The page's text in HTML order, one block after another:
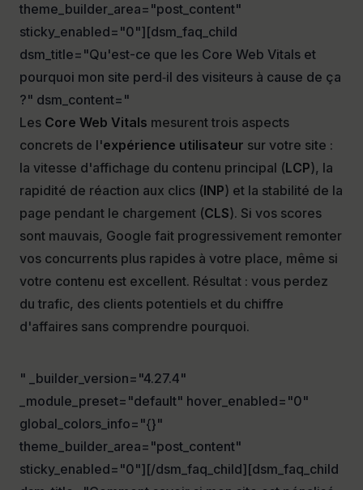
theme_builder_area="post_content"
sticky_enabled="0"][dsm_faq_child
dsm_title="Qu'est-ce que les Core Web Vitals et
pourquoi mon site perd‑il des visiteurs à cause de ça
?" dsm_content="
Les Core Web Vitals mesurent trois aspects
concrets de l'expérience utilisateur sur votre site :
la vitesse d'affichage du contenu principal (LCP), la
rapidité de réaction aux clics (INP) et la stabilité de la
page pendant le chargement (CLS). Si vos scores
sont mauvais, Google fait progressivement remonter
vos concurrents plus rapides à votre place, même si
votre contenu est excellent. Résultat : vous perdez
du trafic, des clients potentiels et du chiffre
d'affaires sans comprendre pourquoi.
" _builder_version="4.27.4"
_module_preset="default" hover_enabled="0"
global_colors_info="{}"
theme_builder_area="post_content"
sticky_enabled="0"][/dsm_faq_child][dsm_faq_child